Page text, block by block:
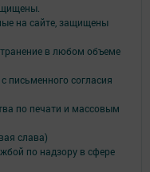
на сайте, защищены
в любом объеме
письменного согласия
по печати и массовым
слава)
по надзору в сфере